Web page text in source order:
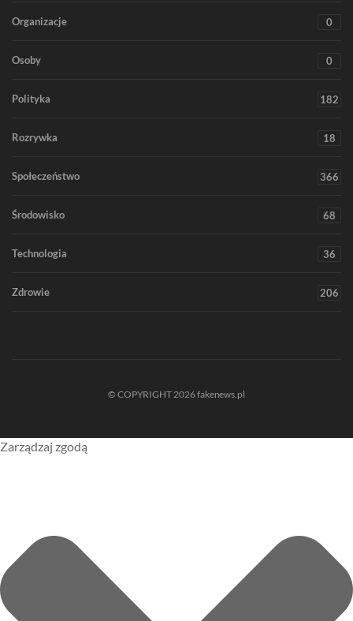
Organizacje 0
Osoby 0
Polityka 182
Rozrywka 18
Społeczeństwo 366
Środowisko 68
Technologia 36
Zdrowie 206
© COPYRIGHT 2026 fakenews.pl
Zarządzaj zgodą